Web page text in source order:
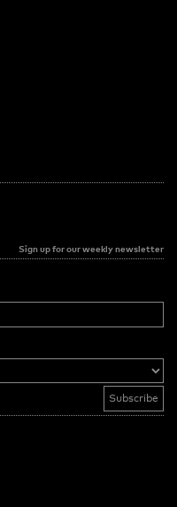
Sign up for our weekly newsletter